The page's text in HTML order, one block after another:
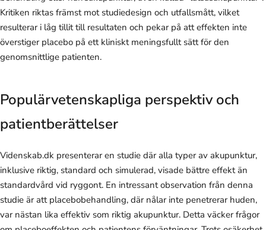
Kritiken riktas främst mot studiedesign och utfallsmått, vilket
resulterar i låg tillit till resultaten och pekar på att effekten inte
överstiger placebo på ett kliniskt meningsfullt sätt för den
genomsnittlige patienten.
Populärvetenskapliga perspektiv och
patientberättelser
Videnskab.dk presenterar en studie där alla typer av akupunktur,
inklusive riktig, standard och simulerad, visade bättre effekt än
standardvård vid ryggont. En intressant observation från denna
studie är att placebobehandling, där nålar inte penetrerar huden,
var nästan lika effektiv som riktig akupunktur. Detta väcker frågor